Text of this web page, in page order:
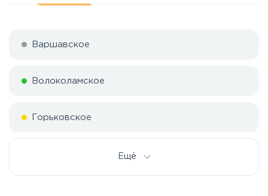
Варшавское
Волоколамское
Горьковское
Ещё